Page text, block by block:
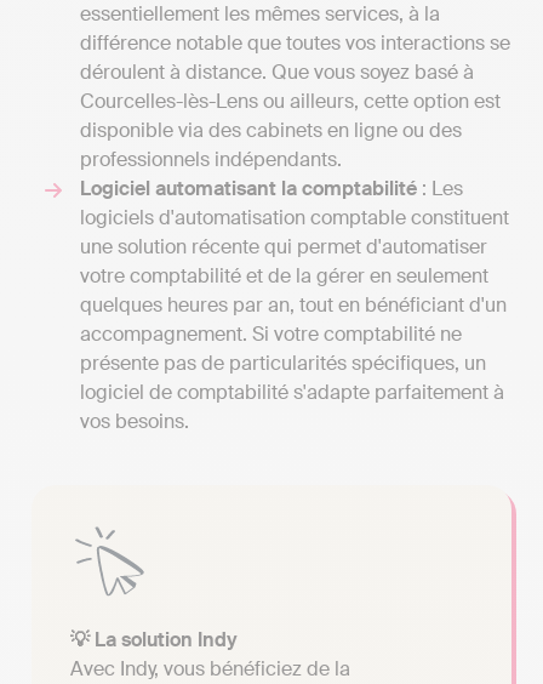
essentiellement les mêmes services, à la
différence notable que toutes vos interactions se
déroulent à distance. Que vous soyez basé à
Courcelles-lès-Lens ou ailleurs, cette option est
disponible via des cabinets en ligne ou des
professionnels indépendants.
Logiciel automatisant la comptabilité : Les
logiciels d'automatisation comptable constituent
une solution récente qui permet d'automatiser
votre comptabilité et de la gérer en seulement
quelques heures par an, tout en bénéficiant d'un
accompagnement. Si votre comptabilité ne
présente pas de particularités spécifiques, un
logiciel de comptabilité s'adapte parfaitement à
vos besoins.
💡 La solution Indy
Avec Indy, vous bénéficiez de la